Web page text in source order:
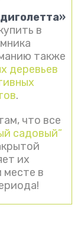
в
также
деревьев
.
что все
садовый”
их
месте в